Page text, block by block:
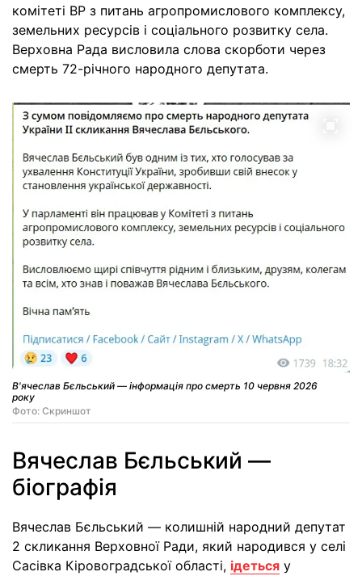
комітеті ВР з питань агропромислового комплексу,
земельних ресурсів і соціального розвитку села.
Верховна Рада висловила слова скорботи через
смерть 72-річного народного депутата.
В'ячеслав Бєльський — інформація про смерть 10 червня 2026
року
Фото: Скриншот
Вячеслав Бєльський —
біографія
Вячеслав Бєльський — колишній народний депутат
2 скликання Верховної Ради, який народився у селі
Сасівка Кіровоградської області, ідеться у